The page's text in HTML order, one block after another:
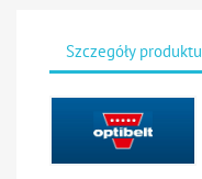
Szczegóły produktu